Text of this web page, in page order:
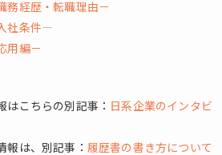
務経歴・転職理由－
社条件―
用編－
はこちらの別記事： 日系企業のインタビ
報は、別記事： 履歴書の書き方について